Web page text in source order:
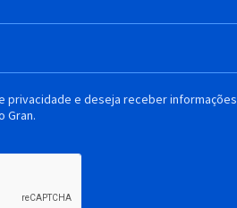
privacidade e deseja receber informações
Gran.